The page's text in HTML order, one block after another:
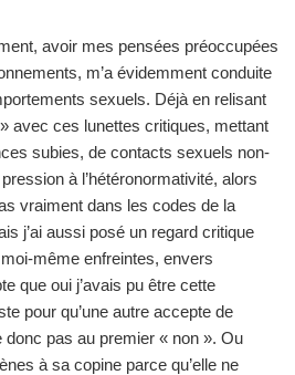
avoir mes pensées préoccupées
m’a évidemment conduite
sexuels. Déjà en relisant
avec ces lunettes critiques, mettant
subies, de contacts sexuels non-
à l’hétéronormativité, alors
vraiment dans les codes de la
j’ai aussi posé un regard critique
même enfreintes, envers
que oui j’avais pu être cette
pour qu’une autre accepte de
donc pas au premier « non ». Ou
à sa copine parce qu’elle ne